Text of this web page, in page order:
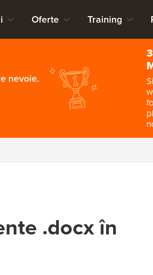
Oferte Training
nevoie.
.docx în